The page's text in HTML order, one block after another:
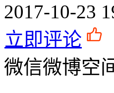
2017-10-23
立即评论
微信微博空